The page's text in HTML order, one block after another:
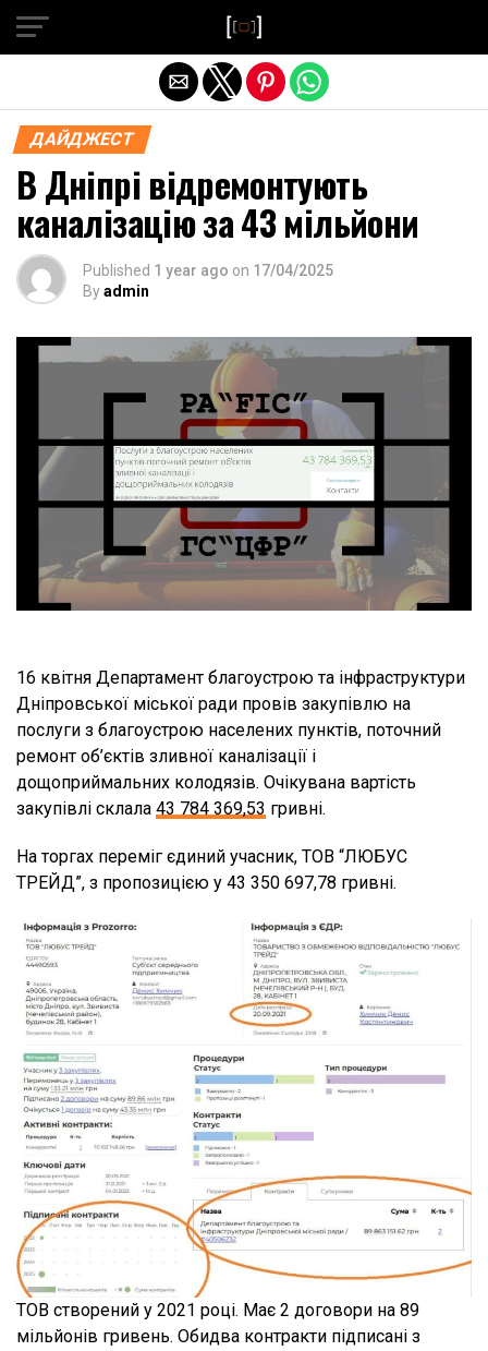
ДАЙДЖЕСТ
В Дніпрі відремонтують
каналізацію за 43 мільйони
Published 1 year ago on 17/04/2025
Byadmin
16 квітня Департамент благоустрою та інфраструктури
Дніпровської міської ради провів закупівлю на
послуги з благоустрою населених пунктів, поточний
ремонт об’єктів зливної каналізації і
дощоприймальних колодязів. Очікувана вартість
закупівлі склала 43 784 369,53 гривні.
На торгах переміг єдиний учасник, ТОВ “ЛЮБУС
ТРЕЙД”, з пропозицією у 43 350 697,78 гривні.
ТОВ створений у 2021 році. Має 2 договори на 89
мільйонів гривень. Обидва контракти підписані з
Exit mobile version